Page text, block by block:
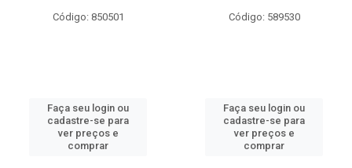
Código: 850501
Faça seu login ou
cadastre-se para
ver preços e
comprar
Código: 589530
Faça seu login ou
cadastre-se para
ver preços e
comprar